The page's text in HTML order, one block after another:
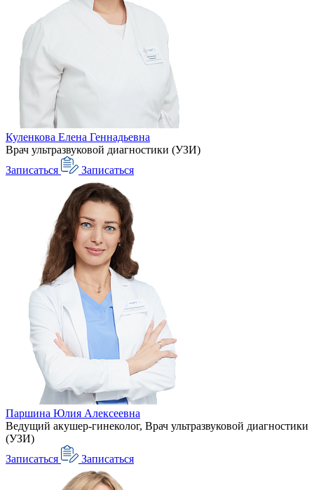
Куленкова Елена Геннадьевна
Врач ультразвуковой диагностики (УЗИ)
Записаться
Записаться
Паршина Юлия Алексеевна
Ведущий акушер-гинеколог, Врач ультразвуковой диагностики
(УЗИ)
Записаться
Записаться